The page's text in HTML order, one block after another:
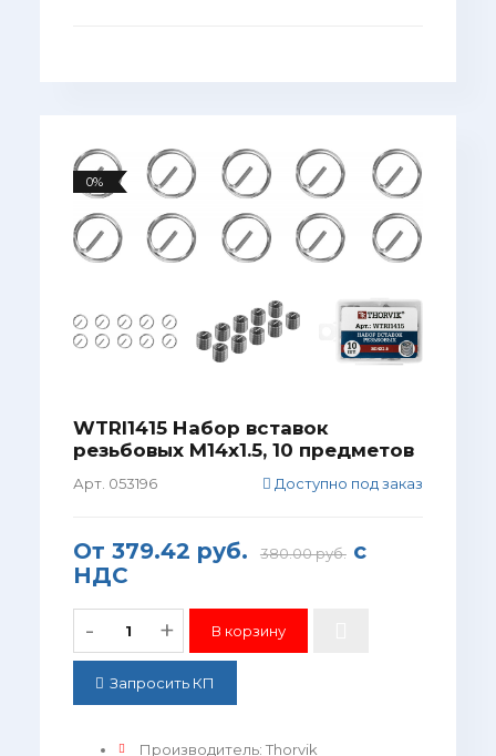
0%
WTRI1415 Набор вставок
резьбовых M14x1.5, 10 предметов
Арт. 053196 Доступно под заказ
От 379.42 руб. 380.00 руб.с
НДС
- +
Запросить КП
Производитель: Thorvik